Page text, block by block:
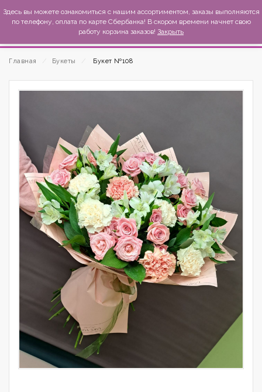
MexиKo
Главная Букеты Букет №108
Здесь вы можете ознакомиться с нашим ассортиментом, заказы выполняются
по телефону, оплата по карте Сбербанка! В скором времени начнет свою
работу корзина заказов! Закрыть